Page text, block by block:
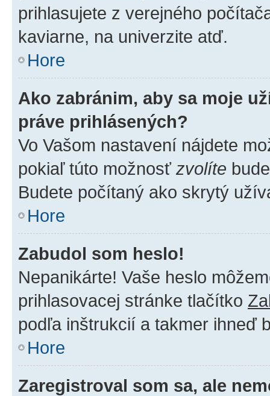
prihlasujete z verejného
kaviarne, na univerzite atď.
Hore
Ako zabránim, aby sa moje
práve prihlásených?
Vo Vašom nastavení nájdete
pokiaľ túto možnosť zvolíte
Budete počítaný ako skrytý
Hore
Zabudol som heslo!
Nepanikárte! Vaše heslo
prihlasovacej stránke tlačítko
podľa inštrukcií a takmer ihneď
Hore
Zaregistroval som sa, ale